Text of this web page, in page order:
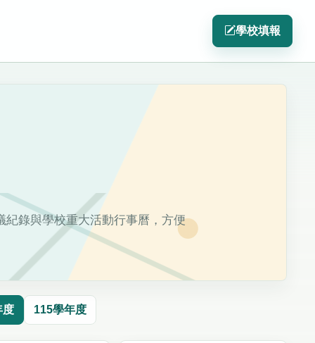
學校填報
錄與學校重大活動行事曆，方便
度 115學年度